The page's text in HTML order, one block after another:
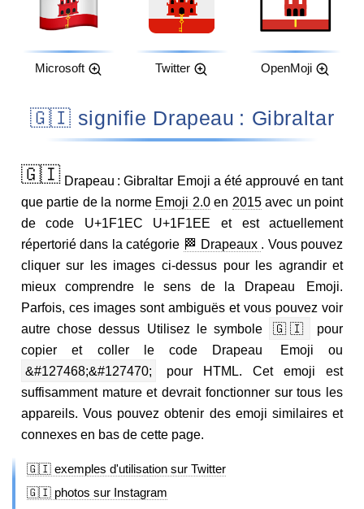
Microsoft Twitter OpenMoji
🇬🇮 signifie Drapeau : Gibraltar
🇬🇮Drapeau : Gibraltar Emoji a été approuvé en tant
que partie de la norme Emoji 2.0en 2015avec un point
de code U+1F1EC U+1F1EE et est actuellement
répertorié dans la catégorie 🏁 Drapeaux . Vous pouvez
cliquer sur les images ci-dessus pour les agrandir et
mieux comprendre le sens de la Drapeau Emoji.
Parfois, ces images sont ambiguës et vous pouvez voir
autre chose dessus Utilisez le symbole
🇬🇮
pour
copier et coller le code Drapeau Emoji ou
&#127468;&#127470;
pour HTML. Cet emoji est
suffisamment mature et devrait fonctionner sur tous les
appareils. Vous pouvez obtenir des emoji similaires et
connexes en bas de cette page.
🇬🇮 exemples d'utilisation sur Twitter
🇬🇮 photos sur Instagram